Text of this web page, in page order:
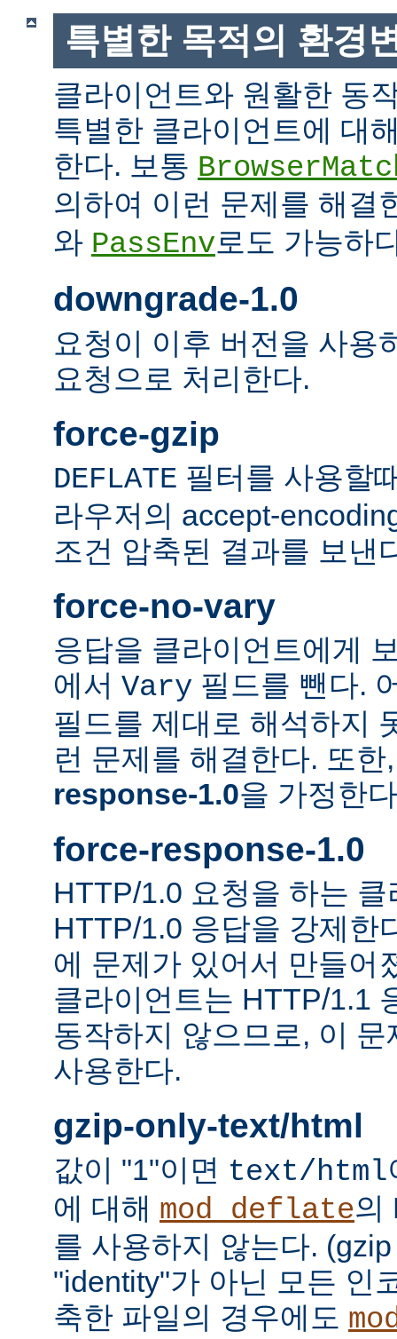
특별한 목적의 환경
클라이언트와 원활한 동
특별한 클라이언트에 대
한다. 보통
의하여 이런 문제를 해결
와 PassEnv로도 가능하
downgrade-1.0
요청이 이후 버전을 사용
요청으로 처리한다.
force-gzip
DEFLATE 필터를 사용할
라우저의 accept-
조건 압축된 결과를 보낸
force-no-vary
응답을 클라이언트에게
에서 Vary 필드를 뺀다.
필드를 제대로 해석하지
런 문제를 해결한다. 또
response-1.0을 가정한
force-response-1.0
HTTP/1.0 요청을 하는
HTTP/1.0 응답을 강제한
에 문제가 있어서 만들어
클라이언트는 HTTP/1.1
동작하지 않으므로, 이
사용한다.
gzip-only-text/html
값이 "1"이면 text/html
에 대해 mod_deflate의
를 사용하지 않는다.
"identity"가 아닌 모든 인
축한 파일의 경우에도